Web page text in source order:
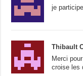
je
Thibault
Merci
croise les